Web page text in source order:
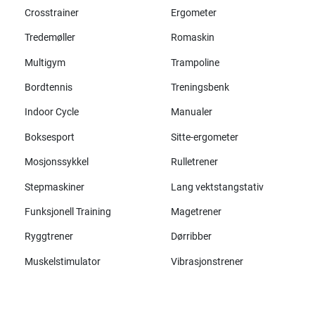
Crosstrainer
Ergometer
Tredemøller Romaskin
Multigym Trampoline
Bordtennis Treningsbenk
Indoor Cycle Manualer
Boksesport Sitte-ergometer
Mosjonssykkel Rulletrener
Stepmaskiner Lang vektstangstativ
Funksjonell Training Magetrener
Ryggtrener Dørribber
Muskelstimulator Vibrasjonstrener